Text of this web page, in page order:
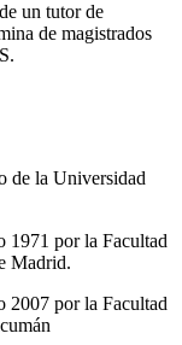
un tutor de
de magistrados
de la Universidad
1971 por la Facultad
Madrid.
2007 por la Facultad